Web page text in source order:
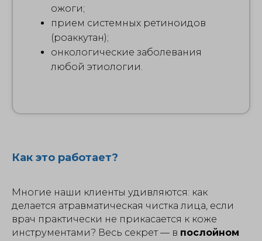
ожоги;
прием системных ретиноидов
(роаккутан);
онкологические заболевания
любой этиологии.
Как это работает?
Многие наши клиенты удивляются: как
делается атравматическая чистка лица, если
врач практически не прикасается к коже
инструментами? Весь секрет — в послойном